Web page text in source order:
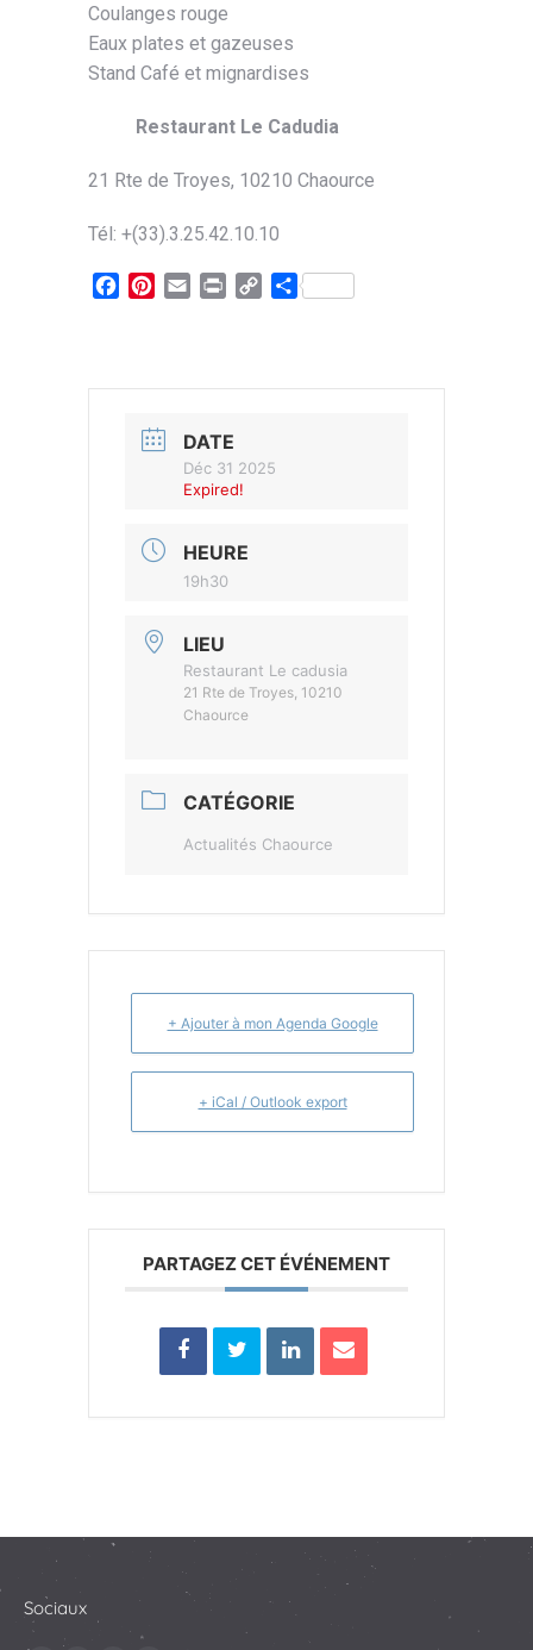
Coulanges rouge
Eaux plates et gazeuses
Stand Café et mignardises
Restaurant Le Cadudia
21 Rte de Troyes, 10210 Chaource
Tél: +(33).3.25.42.10.10
Facebook
Pinterest
Email Print
CopyPartager
DATE
Déc 31 2025
Expired!
HEURE
19h30
LIEU
Restaurant Le cadusia
21 Rte de Troyes, 10210
Chaource
CATÉGORIE
Actualités Chaource
+ Ajouter à mon Agenda Google
+ iCal / Outlook export
PARTAGEZ CET ÉVÉNEMENT
Sociaux